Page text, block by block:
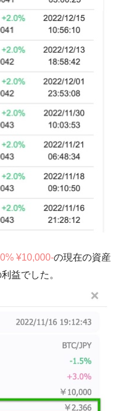
¥10,000-の現在の資産
益でした。